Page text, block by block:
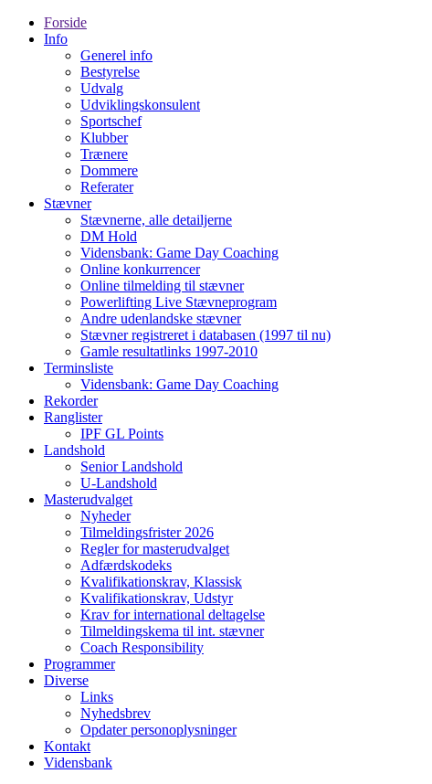
Forside
Info
Generel info
Bestyrelse
Udvalg
Udviklingskonsulent
Sportschef
Klubber
Trænere
Dommere
Referater
Stævner
Stævnerne, alle detailjerne
DM Hold
Vidensbank: Game Day Coaching
Online konkurrencer
Online tilmelding til stævner
Powerlifting Live Stævneprogram
Andre udenlandske stævner
Stævner registreret i databasen (1997 til nu)
Gamle resultatlinks 1997-2010
Terminsliste
Vidensbank: Game Day Coaching
Rekorder
Ranglister
IPF GL Points
Landshold
Senior Landshold
U-Landshold
Masterudvalget
Nyheder
Tilmeldingsfrister 2026
Regler for masterudvalget
Adfærdskodeks
Kvalifikationskrav, Klassisk
Kvalifikationskrav, Udstyr
Krav for international deltagelse
Tilmeldingskema til int. stævner
Coach Responsibility
Programmer
Diverse
Links
Nyhedsbrev
Opdater personoplysninger
Kontakt
Vidensbank